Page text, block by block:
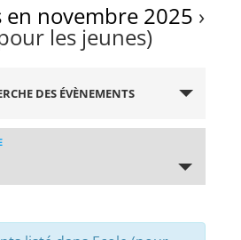
en novembre 2025 ›
les jeunes)
DES ÉVÈNEMENTS